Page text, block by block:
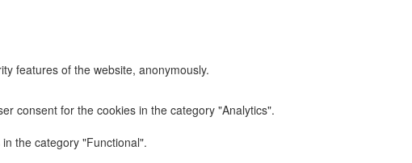
features of the website, anonymously.
consent for the cookies in the category "Analytics".
the category "Functional".